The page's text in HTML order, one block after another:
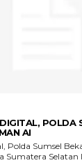
POLDA
AI
Polda Sumsel
AI Kapolda Sumatera